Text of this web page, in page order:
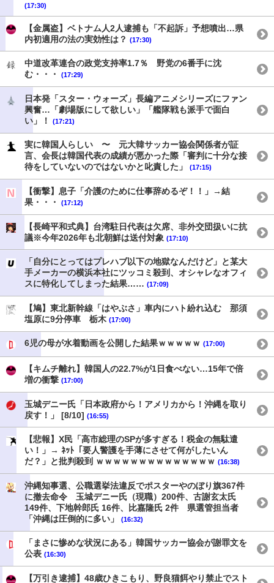
(17:30)
【金属盗】ベトナム人2人逮捕も「不起訴」予想噴出…県
内初適用の法の実効性は？ (17:30)
中道改革連合の政党支持率1.7％ 野党の6番手に沈
む・・・
(17:29)
日本発「スター・ウォーズ」長編アニメシリーズにファン
興奮…「劇場版にして欲しい」「艦隊戦も派手で面白
い」！
(17:21)
実に韓国人らしい 〜 元大韓サッカー協会関係者が証
言、会長は韓国代表の成績が悪かった際「審判に十分な接
待をしていないのではないかと叱責した」
(17:15)
【衝撃】息子「介護のために仕事辞めるぞ！！」→結
果・・・
(17:12)
【長崎平和式典】台湾駐日代表は欠席、非外交団扱いに抗
議※今年2026年も北朝鮮は送付対象 (17:10)
「自分にとってはプレハブ以下の地獄なんだけど」と某大
手メーカーの横浜本社にツッコミ殺到、オシャレなオフィ
スに特化してしまった結果…… (17:09)
【鳩】東北新幹線「はやぶさ」車内にハト紛れ込む 那須
塩原に9分停車 栃木 (17:00)
6児の母が水着動画を公開した結果ｗｗｗｗｗ (17:00)
【キムチ離れ】韓国人の22.7%が1日食べない…15年で倍
増の衝撃 (17:00)
玉城デニー氏「日本政府から！アメリカから！沖縄を取り
戻す！」 [8/10] (16:55)
【悲報】X民「高市総理のSPが多すぎる！税金の無駄遣
い！」→ ﾈｯﾄ「要人警護を手薄にさせて何がしたいん
だ？」と批判殺到 ｗｗｗｗｗｗｗｗｗｗｗｗｗｗ (16:38)
沖縄知事選、公職選挙法違反でポスターやのぼり旗367件
に撤去命令 玉城デニー氏（現職）200件、古謝玄太氏
149件、下地幹郎氏 16件、比嘉隆氏 2件 県選管担当者
「沖縄は圧倒的に多い」
(16:32)
「まさに惨めな状況にある」韓国サッカー協会が謝罪文を
公表 (16:30)
【万引き逮捕】48歳ひきこもり、野良猫餌やり禁止でスト